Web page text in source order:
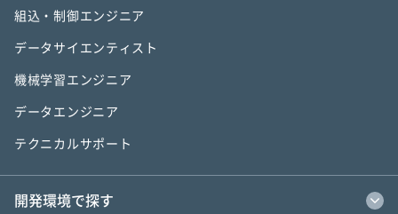
組込・制御エンジニア
データサイエンティスト
機械学習エンジニア
データエンジニア
テクニカルサポート
開発環境で探す